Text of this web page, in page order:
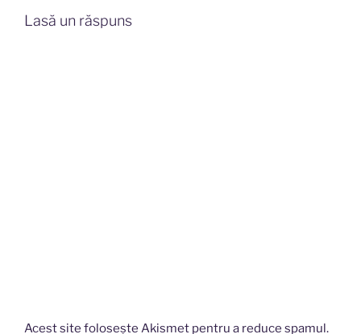
Lasă un răspuns
Acest site folosește Akismet pentru a reduce spamul.